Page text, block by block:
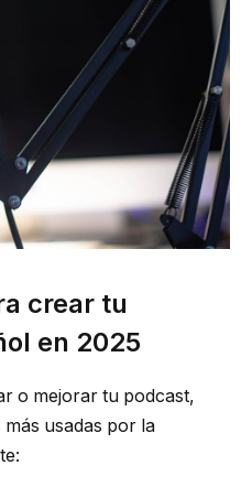
crear tu
en 2025
o mejorar tu podcast,
usadas por la